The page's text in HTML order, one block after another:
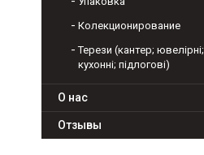
Колекционирование
Терези (кантер; ювелірні;
кухонні; підлогові)
О нас
Отзывы